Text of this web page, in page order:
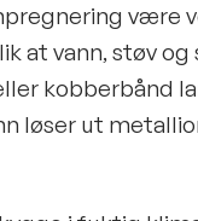
at vann, støv
kobberbånd
løser ut